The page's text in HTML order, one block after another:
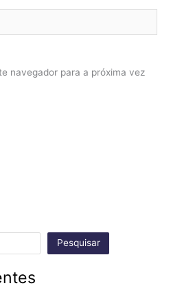
navegador para a próxima vez
Pesquisar